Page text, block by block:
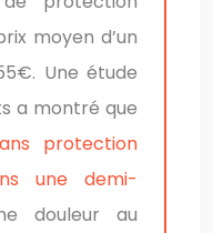
moyen d’un
Une étude
a montré que
protection
une demi-
douleur au